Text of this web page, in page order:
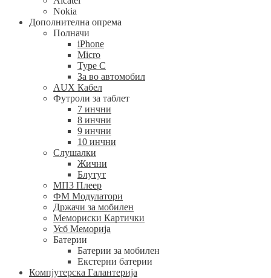
Nokia
Дополнителна опрема
Полначи
iPhone
Micro
Type C
За во автомобил
AUX Кабел
Футроли за таблет
7 инчни
8 инчни
9 инчни
10 инчни
Слушалки
Жични
Блутут
МП3 Плеер
ФМ Модулатори
Држачи за мобилен
Мемориски Картички
Усб Меморија
Батерии
Батерии за мобилен
Екстерни батерии
Компјутерска Галантерија